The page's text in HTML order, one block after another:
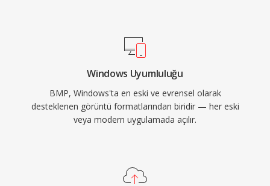
Windows Uyumluluğu
BMP, Windows'ta en eski ve evrensel olarak
desteklenen görüntü formatlarından biridir — her eski
veya modern uygulamada açılır.